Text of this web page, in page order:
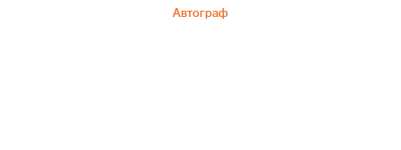
Автограф